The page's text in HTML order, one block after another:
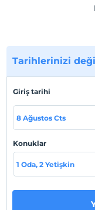
yiyecek ve içecek
Odalarımızda
Doğanın içinde
vadediyoruz.
Odalarımızda LCD
ücretsiz Wifi
Tesis lokasyon
Doğanın içinde
vadediyoruz.
başında
yiyecek ve içecek
Odalarımızda
Tarihlerinizi
Giriş tarihi
8 Ağustos Cts
Konuklar
1 Oda, 2 Yetişkin